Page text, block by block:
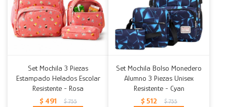
Set Mochila 3 Piezas
Estampado Helados Escolar
Resistente - Rosa
$ 491 $ 755
Set Mochila Bolso Monedero
Alumno 3 Piezas Unisex
Resistente - Cyan
$ 512 $ 755